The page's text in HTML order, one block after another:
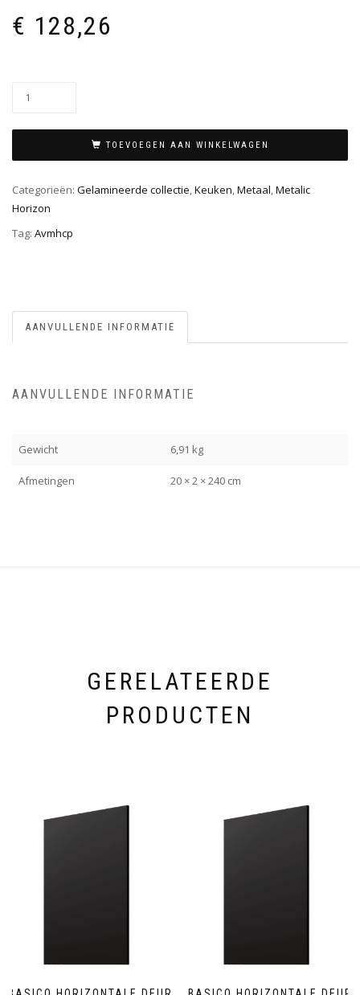
€ 128,26
TOEVOEGEN AAN WINKELWAGEN
Categorieën: Gelamineerde collectie,Keuken,Metaal,Metalic
Horizon
Tag: Avmhcp
AANVULLENDE INFORMATIE
AANVULLENDE INFORMATIE
Gewicht 6,91 kg
Afmetingen 20 × 2 × 240 cm
GERELATEERDE
PRODUCTEN